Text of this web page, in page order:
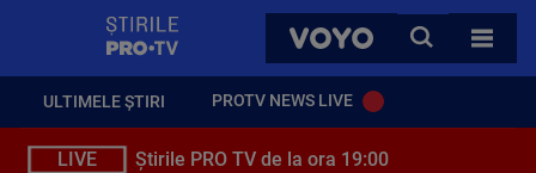
VOYO
CAUTA
TOATE
ULTIMELE ȘTIRI PROTV NEWS LIVE
LIVE Știrile PRO TV de la ora 19:00